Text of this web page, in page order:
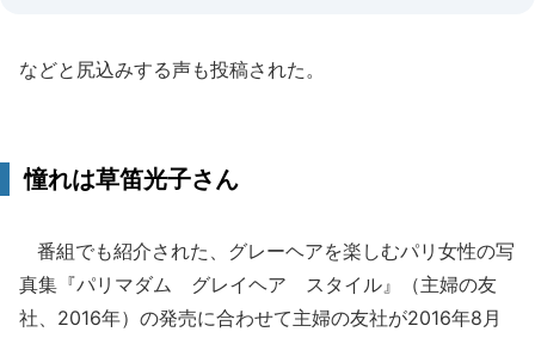
などと尻込みする声も投稿された。
憧れは草笛光子さん
番組でも紹介された、グレーヘアを楽しむパリ女性の写
真集『パリマダム グレイヘア スタイル』（主婦の友
社、2016年）の発売に合わせて主婦の友社が2016年8月